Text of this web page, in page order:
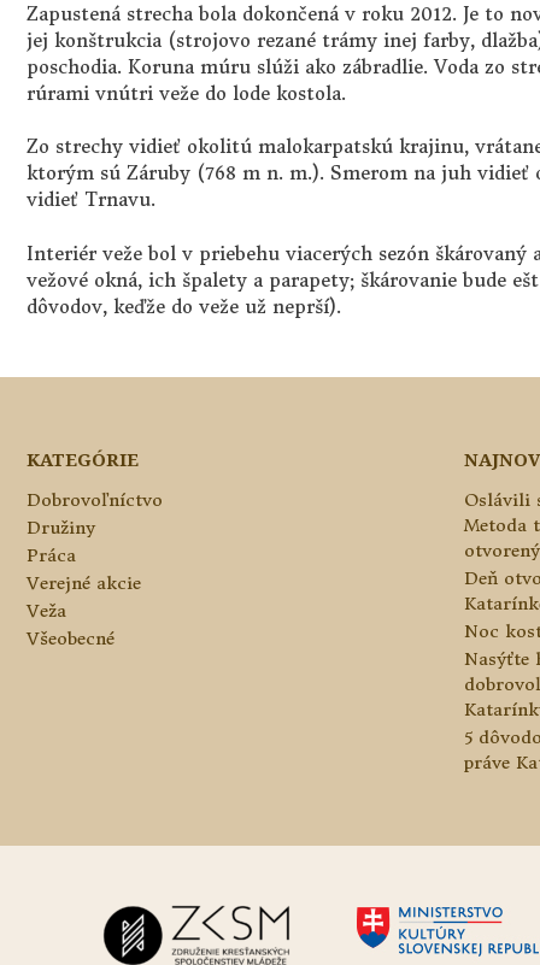
Zapustená strecha bola dokončená v roku 2012. Je to
jej konštrukcia (strojovo rezané trámy inej farby,
poschodia. Koruna múru slúži ako zábradlie. Voda zo
rúrami vnútri veže do lode kostola.
Zo strechy vidieť okolitú malokarpatskú krajinu,
ktorým sú Záruby (768 m n. m.). Smerom na juh vidieť
vidieť Trnavu.
Interiér veže bol v priebehu viacerých sezón škárovaný
vežové okná, ich špalety a parapety; škárovanie bude
dôvodov, keďže do veže už neprší).
KATEGÓRIE
Dobrovoľníctvo
Družiny
Práca
Verejné akcie
Veža
Všeobecné
Oslávili
Metoda
Deň
Noc
Nasýťte
5
práve